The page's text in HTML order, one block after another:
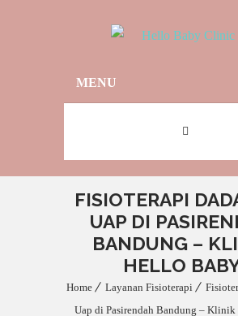
MENU
FISIOTERAPI
UAP DI
BANDUNG –
HELLO
Home Layanan Fisioterapi
Uap di Pasirendah Bandung –